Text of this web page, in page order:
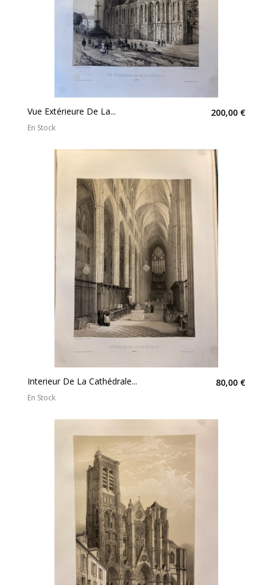
Vue Extérieure De La... 200,00 €
En Stock
Interieur De La Cathédrale... 80,00 €
En Stock